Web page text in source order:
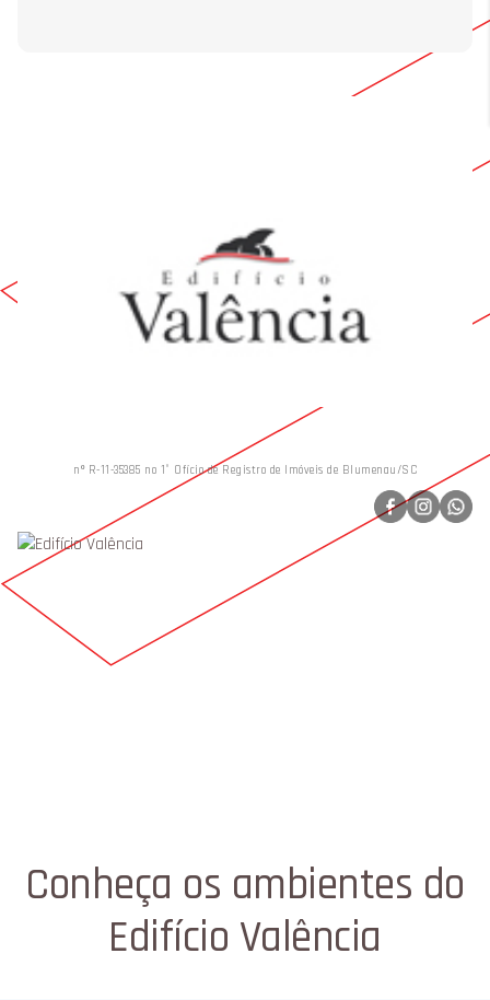
nº R-11-35385 no 1° Ofício de Registro de Imóveis de Blumenau/SC
Conheça os ambientes do
Edifício Valência